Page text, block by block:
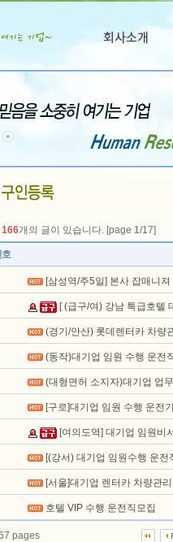
166개의 글이 있습니다. [page 1/17]
호
[삼성역/주5일] 본사 잡매니
[ (급구/여) 강남 특급호텔
(경기/안산) 롯데렌터카 차량
(동작)대기업 임원 수행 운전
(대형면허 소지자)대기업 업
[구로]대기업 임원 수행 운전
[여의도역] 대기업 임원비
[(강서) 대기업 임원수행 운전
[서울]대기업 렌터카 차량관
호텔 VIP 수행 운전직모집
pages